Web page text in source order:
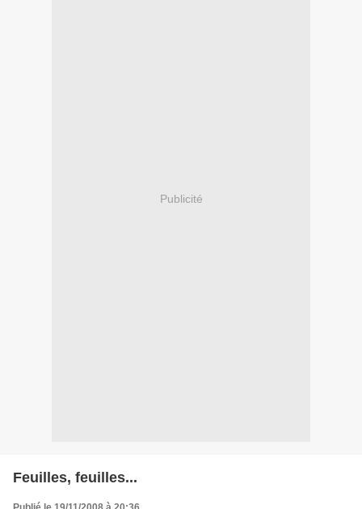
Publicité
Feuilles, feuilles...